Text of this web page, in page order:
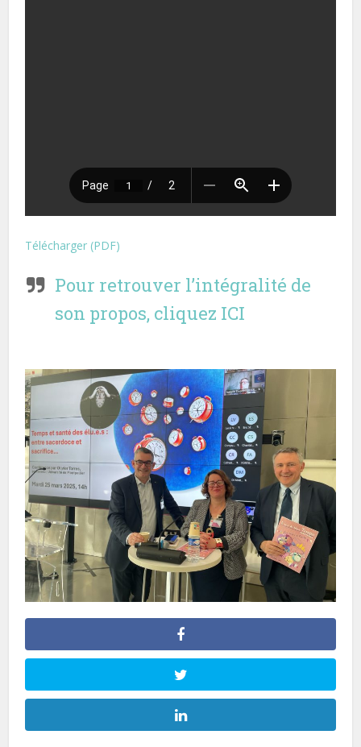
Télécharger (PDF)
Pour retrouver l’intégralité de
son propos, cliquez ICI